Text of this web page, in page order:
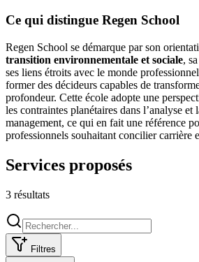
Ce qui distingue Regen School
Regen School se démarque par son
transition environnementale et sociale,
ses liens étroits avec le monde
former des décideurs capables de
profondeur. Cette école adopte une
les contraintes planétaires dans l’analyse et
management, ce qui en fait une référence
professionnels souhaitant concilier carrière
Services proposés
3 résultats
Filtres